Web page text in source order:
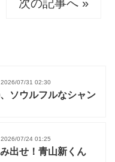
次の記事へ »
2026/07/31 02:30
ソウルフルなシャン
2026/07/24 01:25
出せ！青山新くん